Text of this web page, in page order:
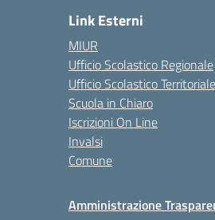
Link Esterni
MIUR
Ufficio Scolastico Regionale
Ufficio Scolastico Territoriale
Scuola in Chiaro
Iscrizioni On Line
Invalsi
Comune
Amministrazione